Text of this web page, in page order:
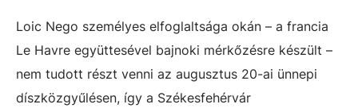
Loic Nego személyes elfoglaltsága okán – a francia
Le Havre együttesével bajnoki mérkőzésre készült –
nem tudott részt venni az augusztus 20-ai ünnepi
díszközgyűlésen, így a Székesfehérvár